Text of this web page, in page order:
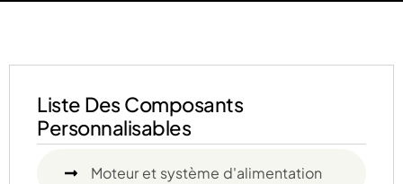
Liste Des Composants
Personnalisables
Moteur et système d'alimentation